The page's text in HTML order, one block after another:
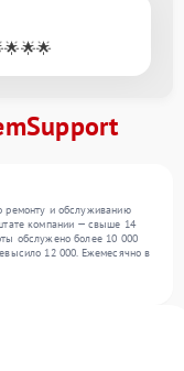
ремонту и обслуживанию
компании — свыше 14
обслужено более 10 000
12 000. Ежемесячно в
, , . Мы работаем с
стандарт качества